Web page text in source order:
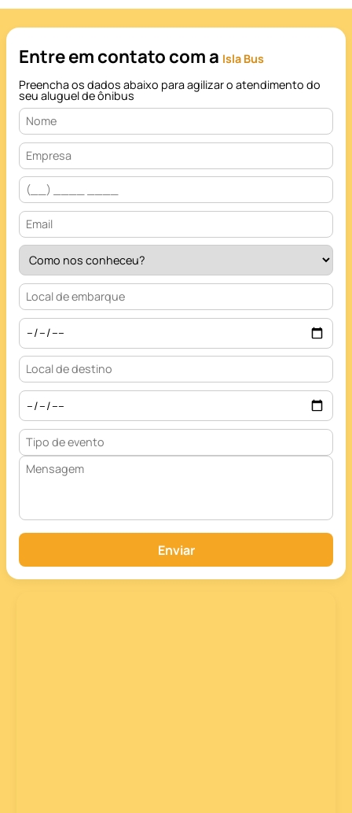
Entre em contato com a Isla Bus
Preencha os dados abaixo para agilizar o atendimento do
seu aluguel de ônibus